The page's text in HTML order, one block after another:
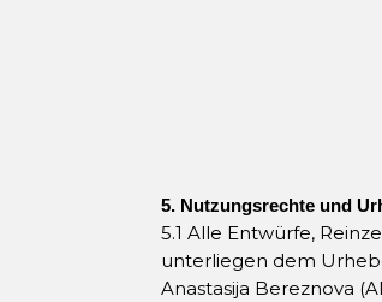
5. Nutzungsrechte und
5.1 Alle Entwürfe,
unterliegen dem
Anastasija Bereznova